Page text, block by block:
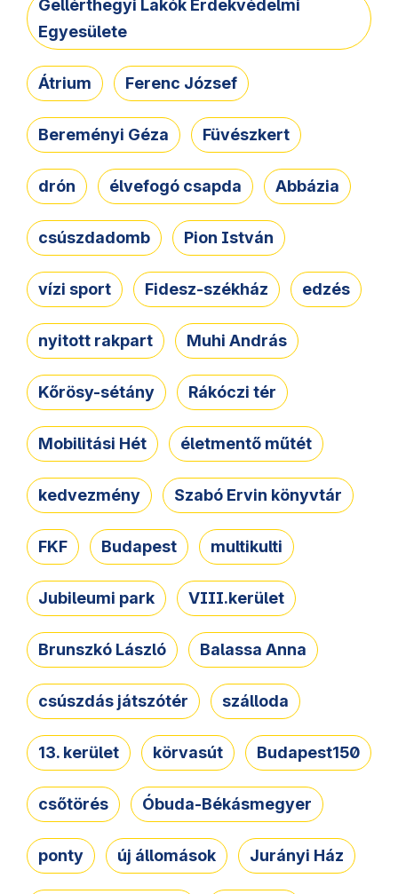
Gellérthegyi Lakók Érdekvédelmi
Egyesülete
Átrium Ferenc József
Bereményi Géza Füvészkert
drón élvefogó csapda Abbázia
csúszdadomb Pion István
vízi sport Fidesz-székház edzés
nyitott rakpart Muhi András
Kőrösy-sétány Rákóczi tér
Mobilitási Hét életmentő műtét
kedvezmény Szabó Ervin könyvtár
FKF Budapest multikulti
Jubileumi park VIII.kerület
Brunszkó László Balassa Anna
csúszdás játszótér szálloda
13. kerület körvasút Budapest150
csőtörés Óbuda-Békásmegyer
ponty új állomások Jurányi Ház